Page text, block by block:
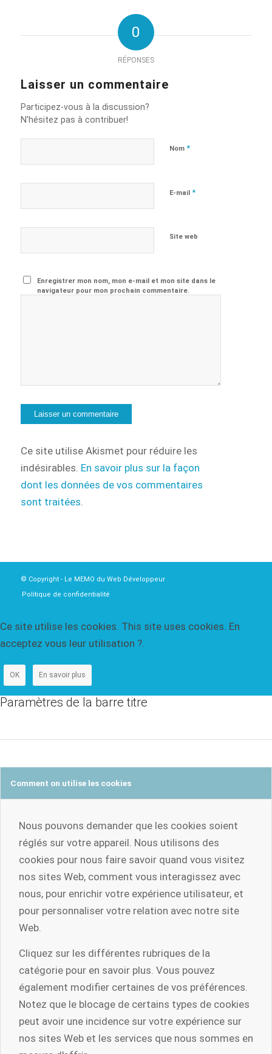
0
RÉPONSES
Laisser un commentaire
Participez-vous à la discussion?
N'hésitez pas à contribuer!
Nom *
E-mail *
Site web
Enregistrer mon nom, mon e-mail et mon site dans le
navigateur pour mon prochain commentaire.
Ce site utilise Akismet pour réduire les
indésirables. En savoir plus sur la façon
dont les données de vos commentaires
sont traitées.
© Copyright - Le MEMO du Web Développeur
Politique de confidentialité
Ce site utilise les cookies. This site uses cookies. En
acceptez vous leur utilisation ?.
OK En savoir plus
Paramètres de la barre titre
Comment on utilise les cookies
Nous pouvons demander que les cookies soient
réglés sur votre appareil. Nous utilisons des
cookies pour nous faire savoir quand vous visitez
nos sites Web, comment vous interagissez avec
nous, pour enrichir votre expérience utilisateur, et
pour personnaliser votre relation avec notre site
Web.
Cliquez sur les différentes rubriques de la
catégorie pour en savoir plus. Vous pouvez
également modifier certaines de vos préférences.
Notez que le blocage de certains types de cookies
peut avoir une incidence sur votre expérience sur
nos sites Web et les services que nous sommes en